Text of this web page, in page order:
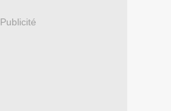
Publicité